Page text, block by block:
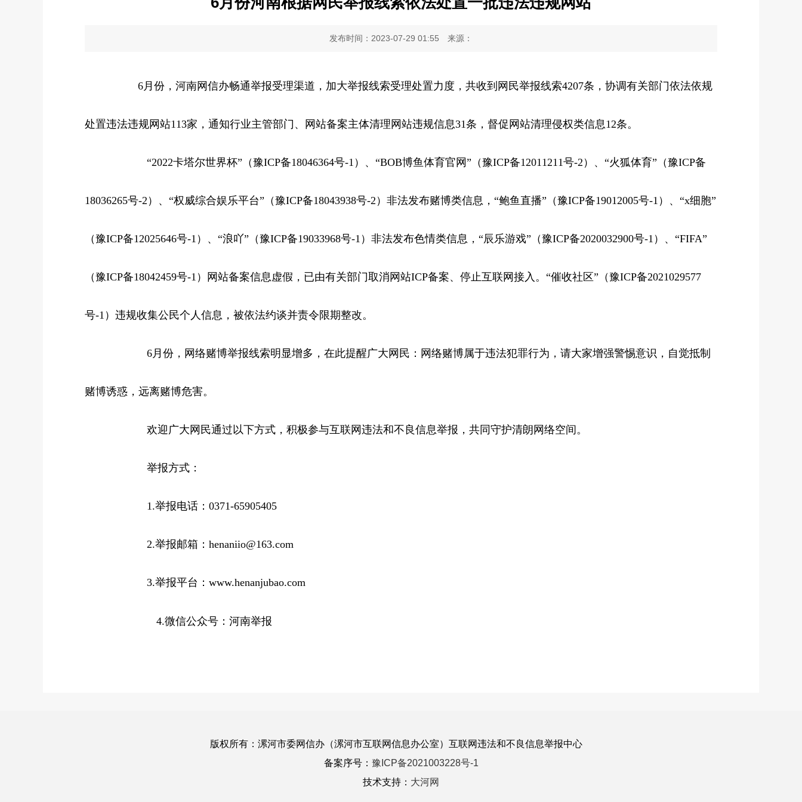
发布时间：2023-07-29 01:55 来源：
6月份，河南网信办畅通举报受理渠道，加大举报线索受理处置力度，共收到网民举报线索4207条，协调有关部门依法依规
处置违法违规网站113家，通知行业主管部门、网站备案主体清理网站违规信息31条，督促网站清理侵权类信息12条。
“2022卡塔尔世界杯”（豫ICP备18046364号-1）、“BOB博鱼体育官网”（豫ICP备12011211号-2）、“火狐体育”（豫ICP备
18036265号-2）、“权威综合娱乐平台”（豫ICP备18043938号-2）非法发布赌博类信息，“鲍鱼直播”（豫ICP备19012005号-1）、“x细胞”
（豫ICP备12025646号-1）、“浪吖”（豫ICP备19033968号-1）非法发布色情类信息，“辰乐游戏”（豫ICP备2020032900号-1）、“FIFA”
（豫ICP备18042459号-1）网站备案信息虚假，已由有关部门取消网站ICP备案、停止互联网接入。“催收社区”（豫ICP备2021029577
号-1）违规收集公民个人信息，被依法约谈并责令限期整改。
6月份，网络赌博举报线索明显增多，在此提醒广大网民：网络赌博属于违法犯罪行为，请大家增强警惕意识，自觉抵制
赌博诱惑，远离赌博危害。
欢迎广大网民通过以下方式，积极参与互联网违法和不良信息举报，共同守护清朗网络空间。
举报方式：
1.举报电话：0371-65905405
2.举报邮箱：henaniio@163.com
3.举报平台：www.henanjubao.com
4.微信公众号：河南举报
版权所有：漯河市委网信办（漯河市互联网信息办公室）互联网违法和不良信息举报中心
备案序号： 豫ICP备2021003228号-1
技术支持： 大河网